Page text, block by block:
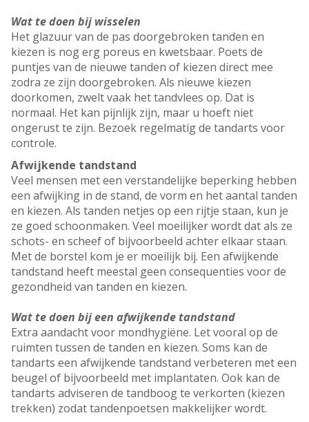
Wat te doen bij wisselen
Het glazuur van de pas doorgebroken tanden en
kiezen is nog erg poreus en kwetsbaar. Poets de
puntjes van de nieuwe tanden of kiezen direct mee
zodra ze zijn doorgebroken. Als nieuwe kiezen
doorkomen, zwelt vaak het tandvlees op. Dat is
normaal. Het kan pijnlijk zijn, maar u hoeft niet
ongerust te zijn. Bezoek regelmatig de tandarts voor
controle.
Afwijkende tandstand
Veel mensen met een verstandelijke beperking hebben
een afwijking in de stand, de vorm en het aantal tanden
en kiezen. Als tanden netjes op een rijtje staan, kun je
ze goed schoonmaken. Veel moeilijker wordt dat als ze
schots- en scheef of bijvoorbeeld achter elkaar staan.
Met de borstel kom je er moeilijk bij. Een afwijkende
tandstand heeft meestal geen consequenties voor de
gezondheid van tanden en kiezen.
Wat te doen bij een afwijkende tandstand
Extra aandacht voor mondhygiëne. Let vooral op de
ruimten tussen de tanden en kiezen. Soms kan de
tandarts een afwijkende tandstand verbeteren met een
beugel of bijvoorbeeld met implantaten. Ook kan de
tandarts adviseren de tandboog te verkorten (kiezen
trekken) zodat tandenpoetsen makkelijker wordt.